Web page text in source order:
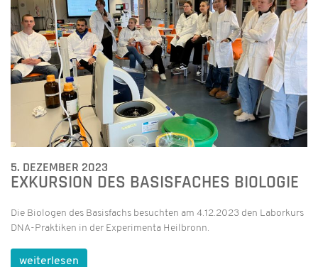
5. DEZEMBER 2023
EXKURSION DES BASISFACHES BIOLOGIE
Die Biologen des Basisfachs besuchten am 4.12.2023 den Laborkurs
DNA-Praktiken in der Experimenta Heilbronn.
weiterlesen